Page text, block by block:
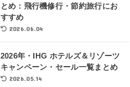
とめ：飛行機修行・節約旅行にお
すすめ
2026.06.04
2026年・IHG ホテルズ＆リゾーツ
キャンペーン・セール一覧まとめ
2026.05.14